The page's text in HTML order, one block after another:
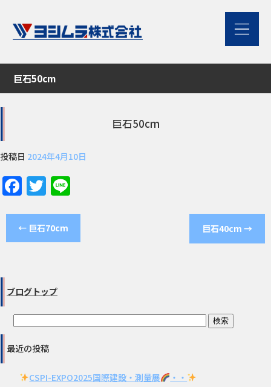
巨石50cm
巨石50cm
投稿日 2024年4月10日
Facebook
Twitter
← 巨石70cm 巨石40cm →
ブログトップ
最近の投稿
CSPI-EXPO2025国際建設・測量展
・・